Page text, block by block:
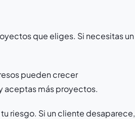
que eliges. Si necesitas un
pueden crecer
aceptas más proyectos.
riesgo. Si un cliente desaparece,